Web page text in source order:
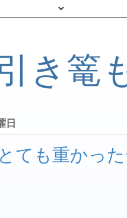
き篭
日
ても重かっ